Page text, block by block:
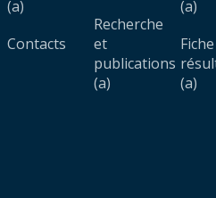
(a)
Contacts
Recherche
et
publications
(a)
(a)
(a)